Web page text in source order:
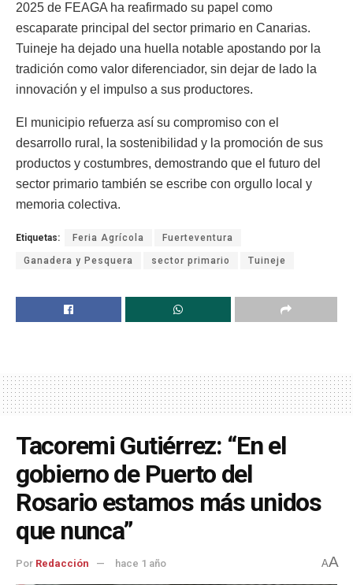
2025 de FEAGA ha reafirmado su papel como
escaparate principal del sector primario en Canarias.
Tuineje ha dejado una huella notable apostando por la
tradición como valor diferenciador, sin dejar de lado la
innovación y el impulso a sus productores.
El municipio refuerza así su compromiso con el
desarrollo rural, la sostenibilidad y la promoción de sus
productos y costumbres, demostrando que el futuro del
sector primario también se escribe con orgullo local y
memoria colectiva.
Etiquetas: Feria Agrícola Fuerteventura
Ganadera y Pesquera sector primario Tuineje
Tacoremi Gutiérrez: “En el
gobierno de Puerto del
Rosario estamos más unidos
que nunca”
Por Redacción hace 1 año AA